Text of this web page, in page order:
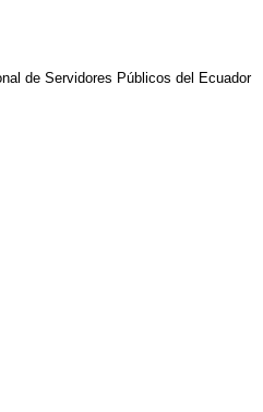
de Servidores Públicos del Ecuador